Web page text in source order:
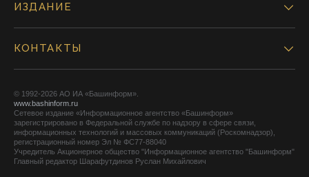
ИЗДАНИЕ
КОНТАКТЫ
© 1992-2026 АО ИА «Башинформ».
www.bashinform.ru
Сетевое издание «Информационное агентство «Башинформ»
зарегистрировано в Федеральной службе по надзору в сфере связи,
информационных технологий и массовых коммуникаций (Роскомнадзор),
регистрационный номер Эл № ФС77-88040
Учредитель Акционерное общество "Информационное агентство "Башинформ"
Главный редактор Шарафутдинов Руслан Михайлович